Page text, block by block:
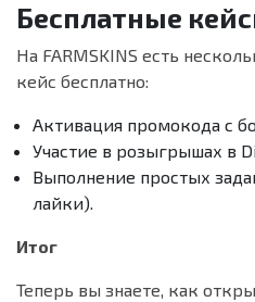
Бесплатные
На FARMSKINS есть
кейс бесплатно:
Активация промокода с
Участие в розыгрышах в
Выполнение простых
лайки).
Итог
Теперь вы знаете, как